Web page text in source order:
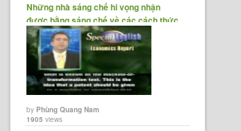
Những nhà sáng chế hi vọng nhận
được bằng sáng chế về các cách thức
kinh......
byPhùng Quang Nam
1905 views